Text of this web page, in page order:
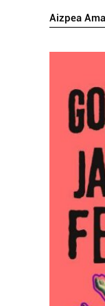
Aizpea